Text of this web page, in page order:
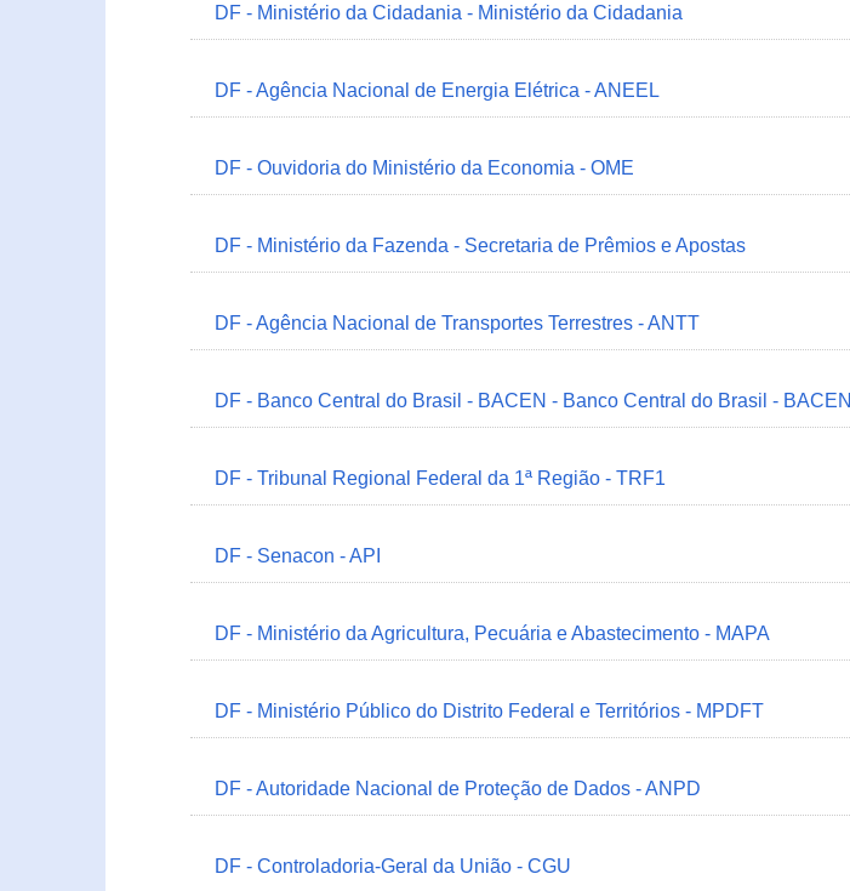
DF - Ministério da Cidadania - Ministério da Cidadania
DF - Agência Nacional de Energia Elétrica - ANEEL
DF - Ouvidoria do Ministério da Economia - OME
DF - Ministério da Fazenda - Secretaria de Prêmios e Apostas
DF - Agência Nacional de Transportes Terrestres - ANTT
DF - Banco Central do Brasil - BACEN - Banco Central do Brasil - BACEN
DF - Tribunal Regional Federal da 1ª Região - TRF1
DF - Senacon - API
DF - Ministério da Agricultura, Pecuária e Abastecimento - MAPA
DF - Ministério Público do Distrito Federal e Territórios - MPDFT
DF - Autoridade Nacional de Proteção de Dados - ANPD
DF - Controladoria-Geral da União - CGU